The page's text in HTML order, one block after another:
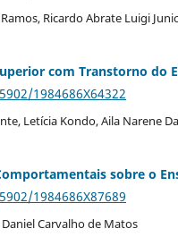
Ricardo Abrate Luigi
com Transtorno
1984686X64322
Letícia Kondo, Aila Narene
sobre o
1984686X87689
Carvalho de Matos